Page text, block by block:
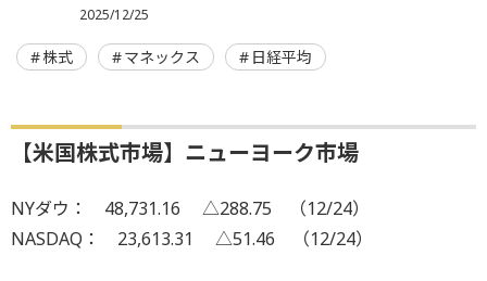
2025/12/25
株式 マネックス 日経平均
【米国株式市場】ニューヨーク市場
NYダウ： 48,731.16 △288.75 （12/24）
NASDAQ： 23,613.31 △51.46 （12/24）